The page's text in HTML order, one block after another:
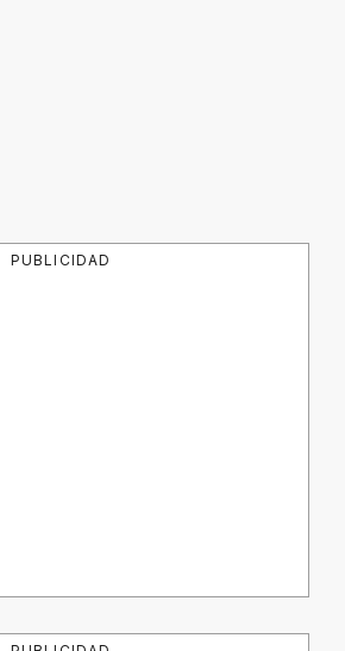
PUBLICIDAD